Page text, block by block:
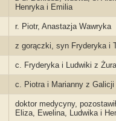
Henryka i Emilia
r. Piotr, Anastazja Wawryka
z gorączki, syn Fryderyka i
c. Fryderyka i Ludwiki z
c. Piotra i Marianny z Galicji
doktor medycyny,
Eliza, Ewelina, Ludwika i